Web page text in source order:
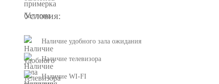
Условия:
Наличие удобного зала ожидания
Наличие телевизора
Наличие WI-FI